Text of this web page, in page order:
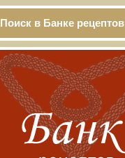
Поиск в Банке рецептов